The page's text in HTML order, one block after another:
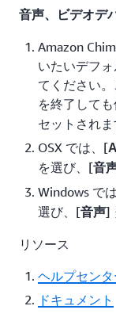
音声、ビデオデ
Amazon
いたいデフ
てください
を終了しても
セットされま
OSX では、[
を選び、[音
Windows で
選び、[音声]
リソース
ヘルプセンタ
ドキュメント